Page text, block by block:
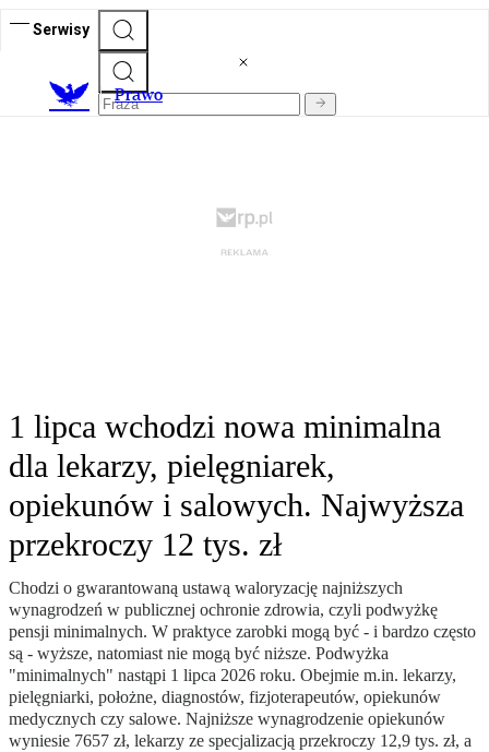
Serwisy
Prawo
1 lipca wchodzi nowa minimalna
dla lekarzy, pielęgniarek,
opiekunów i salowych. Najwyższa
przekroczy 12 tys. zł
Chodzi o gwarantowaną ustawą waloryzację najniższych
wynagrodzeń w publicznej ochronie zdrowia, czyli podwyżkę
pensji minimalnych. W praktyce zarobki mogą być - i bardzo często
są - wyższe, natomiast nie mogą być niższe. Podwyżka
"minimalnych" nastąpi 1 lipca 2026 roku. Obejmie m.in. lekarzy,
pielęgniarki, położne, diagnostów, fizjoterapeutów, opiekunów
medycznych czy salowe. Najniższe wynagrodzenie opiekunów
wyniesie 7657 zł, lekarzy ze specjalizacją przekroczy 12,9 tys. zł, a